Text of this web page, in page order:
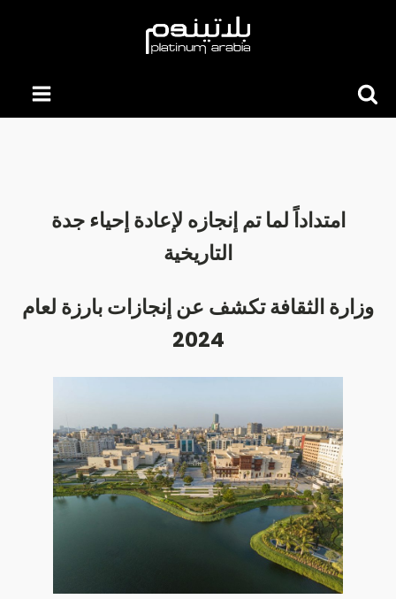
امتداداً لما تم إنجازه لإعادة إحياء جدة
التاريخية
وزارة الثقافة تكشف عن إنجازات بارزة لعام
2024